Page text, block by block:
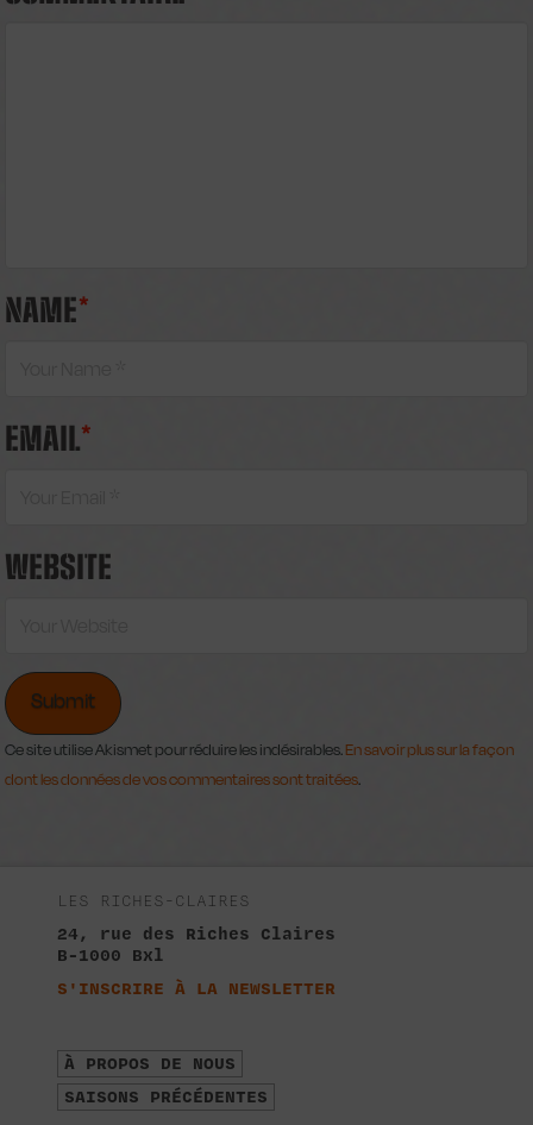
NAME*
EMAIL*
WEBSITE
Ce site utilise Akismet pour réduire les indésirables. En savoir plus sur la façon
dont les données de vos commentaires sont traitées
LES RICHES-CLAIRES
24, rue des Riches Claires
B-1000 Bxl
S'INSCRIRE À LA NEWSLETTER
À PROPOS DE NOUS
SAISONS PRÉCÉDENTES